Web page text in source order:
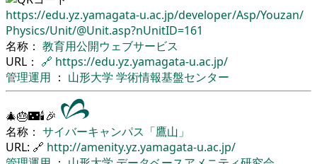
https://edu.yz.yamagata-u.ac.jp/developer/Asp/Youzan/
Physics/Unit/@Unit.asp?nUnitID=161
名称： 教育用公開ウェブサービス
URL： 🔗 https://edu.yz.yamagata-u.ac.jp/
管理運用 ： 山形大学 学術情報基盤センター
🎄🎂🌃🕯🎉
名称： サイバーキャンパス「鷹山」
URL: 🔗 http://amenity.yz.yamagata-u.ac.jp/